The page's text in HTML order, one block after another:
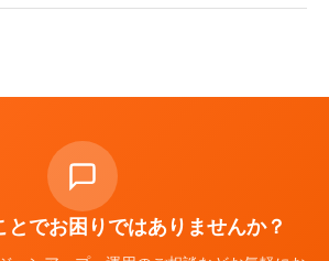
とでお困りではありませんか？